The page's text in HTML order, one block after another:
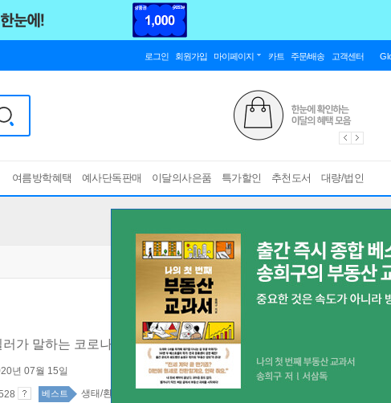
로그인 회원가입 마이페이지 카트 주문/배송 고객센터
여름방학혜택 예사단독판매 이달의사은품 특가할인 추천도서 대량/법인
러가 말하는 코로나 이후의 위기
년 07월 15일
베스트 생태/환경 6위